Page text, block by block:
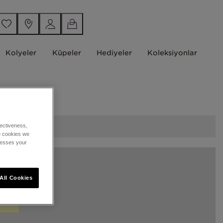
Kolyeler Küpeler Hediyeler Koleksiyonlar
cookies we
your
Cookies